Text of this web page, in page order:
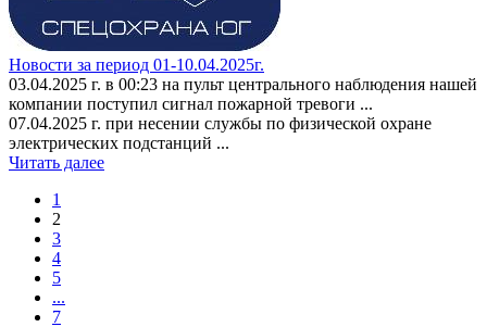
Новости за период 01-10.04.2025г.
03.04.2025 г. в 00:23 на пульт центрального наблюдения нашей
компании поступил сигнал пожарной тревоги ...
07.04.2025 г. при несении службы по физической охране
электрических подстанций ...
Читать далее
1
2
3
4
5
...
7